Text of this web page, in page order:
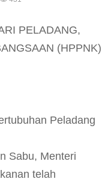
PELADANG,
(HPPNK)
Peladang
Sabu, Menteri
telah